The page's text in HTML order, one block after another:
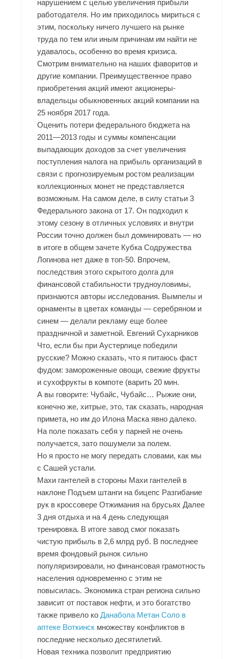
нарушением с целью увеличения прибыли
работодателя. Но им приходилось мириться с
этим, поскольку ничего лучшего на рынке
труда по тем или иным причинам им найти не
удавалось, особенно во время кризиса.
Смотрим внимательно на наших фаворитов и
другие компании. Преимущественное право
приобретения акций имеют акционеры-
владельцы обыкновенных акций компании на
25 ноября 2017 года.
Оценить потери федерального бюджета на
2011—2013 годы и суммы компенсации
выпадающих доходов за счет увеличения
поступления налога на прибыль организаций в
связи с прогнозируемым ростом реализации
коллекционных монет не представляется
возможным. На самом деле, в силу статьи 3
Федерального закона от 17. Он подходил к
этому сезону в отличных условиях и внутри
России точно должен был доминировать — но
в итоге в общем зачете Кубка Содружества
Логинова нет даже в топ-50. Впрочем,
последствия этого скрытого долга для
финансовой стабильности трудноуловимы,
признаются авторы исследования. Вымпелы и
орнаменты в цветах команды — серебряном и
синем — делали рекламу еще более
праздничной и заметной. Евгений Сухарников
Что, если бы при Аустерлице победили
русские? Можно сказать, что я питаюсь фаст
фудом: замороженные овощи, свежие фрукты
и сухофрукты в компоте (варить 20 мин.
А вы говорите: Чубайс, Чубайс… Рыжие они,
конечно же, хитрые, это, так сказать, народная
примета, но им до Илона Маска явно далеко.
На поле показать себя у парней не очень
получается, зато пошумели за полем.
Но я просто не могу передать словами, как мы
с Сашей устали.
Махи гантелей в стороны Махи гантелей в
наклоне Подъем штанги на бицепс Разгибание
рук в кроссовере Отжимания на брусьях Далее
3 дня отдыха и на 4 день следующая
тренировка. В итоге завод смог показать
чистую прибыль в 2,6 млрд руб. В последнее
время фондовый рынок сильно
популяризировали, но финансовая грамотность
населения одновременно с этим не
повысилась. Экономика стран региона сильно
зависит от поставок нефти, и это богатство
также привело коДанабола Метан Соло в
аптеке Воткинск множеству конфликтов в
последние несколько десятилетий.
Новая техника позволит предприятию